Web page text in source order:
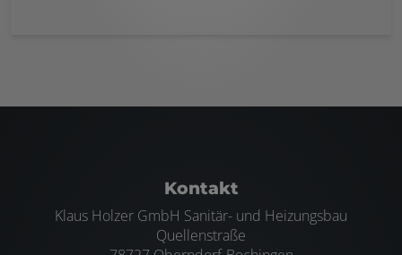
Kontakt
Klaus Holzer GmbH Sanitär- und Heizungsbau
Quellenstraße